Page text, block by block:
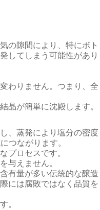
の隙間により、特にボト
してしまう可能性があり
わりません。つまり、全
晶が簡単に沈殿します。
、蒸発により塩分の密度
つながります。
プロセスです。
与えません。
有量が多い伝統的な醸造
には腐敗ではなく品質を
。